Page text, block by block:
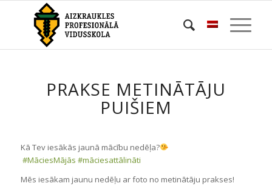
PRAKSE METINĀTĀJU
PUIŠIEM
Kā Tev iesākās jaunā mācību nedēļa?
#MāciesMājās #māciesattālināti
Mēs iesākam jaunu nedēļu ar foto no metinātāju prakses!